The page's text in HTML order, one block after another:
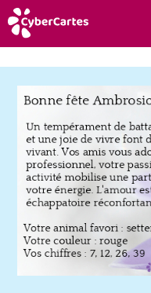
Anniversaire
Fête du jour
Amour
Amitié
Merci
Toutes les cartes